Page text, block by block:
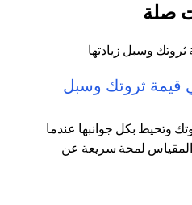
صلة
قيمة ثروتك وسبل
وتحيط بكل جوانبها عندما
لمحة سريعة عن